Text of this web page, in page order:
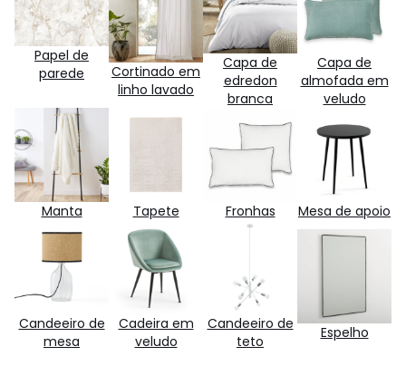
Papel de
parede
Cortinado em
linho lavado
Capa de
edredon
branca
Capa de
almofada em
veludo
Manta Tapete Fronhas Mesa de apoio
Candeeiro de
mesa
Cadeira em
veludo
Candeeiro de
teto
Espelho